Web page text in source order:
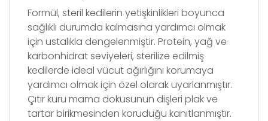
Formül, steril kedilerin yetişkinlikleri boyunca
sağlıklı durumda kalmasına yardımcı olmak
için ustalıkla dengelenmiştir. Protein, yağ ve
karbonhidrat seviyeleri, sterilize edilmiş
kedilerde ideal vücut ağırlığını korumaya
yardımcı olmak için özel olarak uyarlanmıştır.
Çıtır kuru mama dokusunun dişleri plak ve
tartar birikmesinden koruduğu kanıtlanmıştır.